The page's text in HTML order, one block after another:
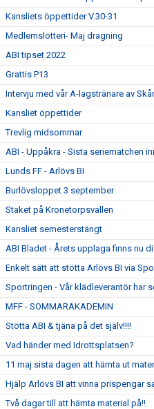
Kansliets öppettider V.30-31
Medlemslotteri- Maj dragning
ABI tipset 2022
Grattis P13
Intervju med vår A-lagstränare av
Kansliet öppettider
Trevlig midsommar
ABI - Uppåkra - Sista seriematchen
Lunds FF - Arlövs BI
Burlövsloppet 3 september
Staket på Kronetorpsvallen
Kansliet semesterstängt
ABI Bladet - Årets upplaga finns nu
Enkelt sätt att stötta Arlövs BI via
Sportringen - Vår klädleverantör har
MFF - SOMMARAKADEMIN
Stötta ABI & tjäna på det själv!!!!
Vad händer med Idrottsplatsen?
11 maj sista dagen att hämta ut
Hjälp Arlövs BI att vinna prispengar
Två dagar till att hämta material på!!